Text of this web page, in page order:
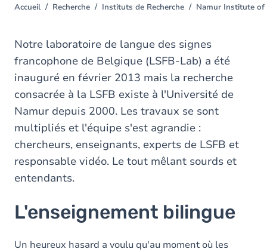
You
here
Accueil Recherche Instituts de Recherche Namur Institute of
Notre laboratoire de langue des signes
francophone de Belgique (LSFB-Lab) a été
inauguré en février 2013 mais la recherche
consacrée à la LSFB existe à l'Université de
Namur depuis 2000. Les travaux se sont
multipliés et l'équipe s'est agrandie :
chercheurs, enseignants, experts de LSFB et
responsable vidéo. Le tout mêlant sourds et
entendants.
L'enseignement bilingue
Un heureux hasard a voulu qu'au moment où les